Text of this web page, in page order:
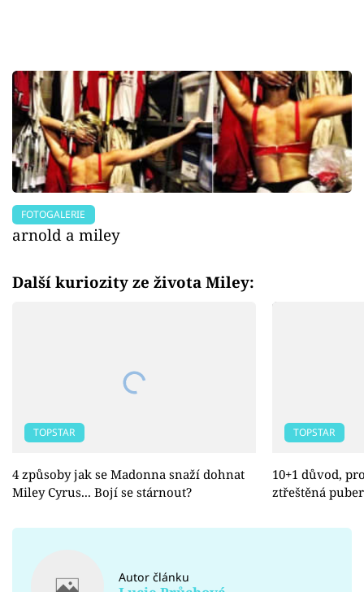
FOTOGALERIE
arnold a miley
Další kuriozity ze života Miley:
TOPSTAR
4 způsoby jak se Madonna snaží dohnat
Miley Cyrus... Bojí se stárnout?
TOPSTAR
10+1 důvod,
ztřeštěná
Autor článku